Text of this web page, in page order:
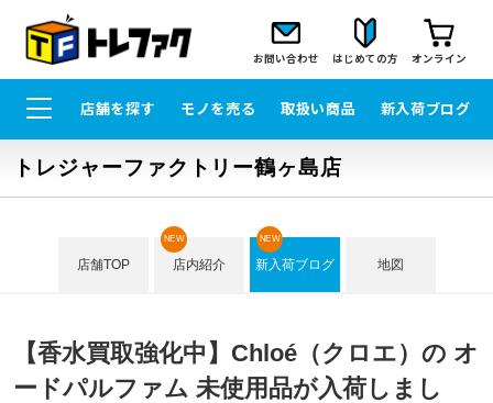
お問い合わせ はじめての方 オンライン
店舗を探す モノを売る 取扱い商品 新入荷ブログ
トレジャーファクトリー鶴ヶ島店
店舗TOP 店内紹介
NEW
新入荷ブログ
NEW
地図
【香水買取強化中】Chloé（クロエ）の オ
ードパルファム 未使用品が入荷しまし